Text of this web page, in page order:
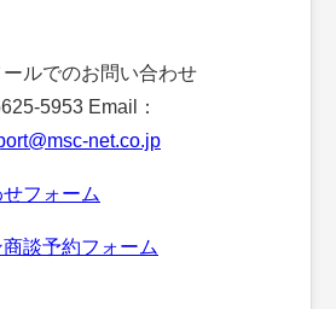
ルでのお問い合わせ
5953 Email：
net.co.jp
フォーム
談予約フォーム